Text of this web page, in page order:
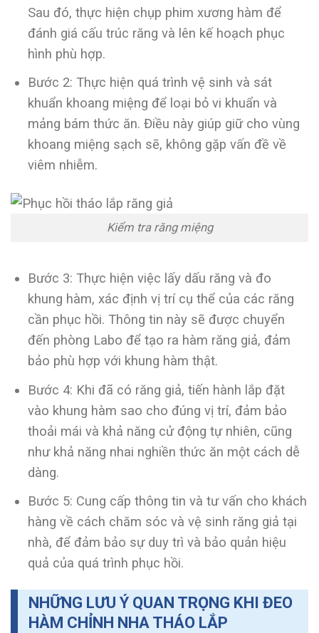
Sau đó, thực hiện chụp phim xương hàm để
đánh giá cấu trúc răng và lên kế hoạch phục
hình phù hợp.
Bước 2: Thực hiện quá trình vệ sinh và sát
khuẩn khoang miệng để loại bỏ vi khuẩn và
mảng bám thức ăn. Điều này giúp giữ cho vùng
khoang miệng sạch sẽ, không gặp vấn đề về
viêm nhiễm.
Kiểm tra răng miệng
Bước 3: Thực hiện việc lấy dấu răng và đo
khung hàm, xác định vị trí cụ thể của các răng
cần phục hồi. Thông tin này sẽ được chuyển
đến phòng Labo để tạo ra hàm răng giả, đảm
bảo phù hợp với khung hàm thật.
Bước 4: Khi đã có răng giả, tiến hành lắp đặt
vào khung hàm sao cho đúng vị trí, đảm bảo
thoải mái và khả năng cử động tự nhiên, cũng
như khả năng nhai nghiền thức ăn một cách dễ
dàng.
Bước 5: Cung cấp thông tin và tư vấn cho khách
hàng về cách chăm sóc và vệ sinh răng giả tại
nhà, để đảm bảo sự duy trì và bảo quản hiệu
quả của quá trình phục hồi.
NHỮNG LƯU Ý QUAN TRỌNG KHI ĐEO
HÀM CHỈNH NHA THÁO LẮP